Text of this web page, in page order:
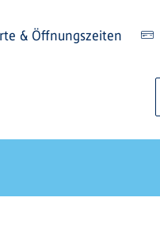
& Öffnungszeiten